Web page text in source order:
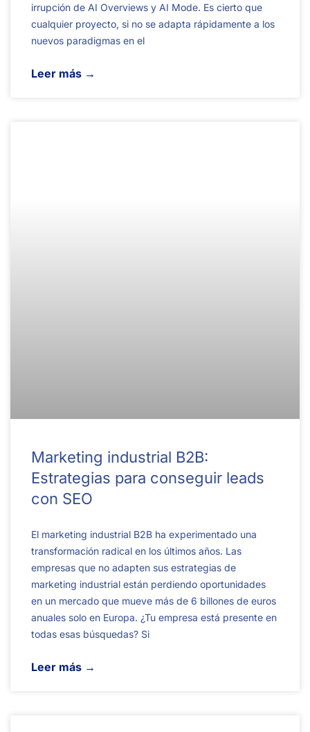
irrupción de AI Overviews y AI Mode. Es cierto que
cualquier proyecto, si no se adapta rápidamente a los
nuevos paradigmas en el
Leer más →
Marketing industrial B2B:
Estrategias para conseguir leads
con SEO
El marketing industrial B2B ha experimentado una
transformación radical en los últimos años. Las
empresas que no adapten sus estrategias de
marketing industrial están perdiendo oportunidades
en un mercado que mueve más de 6 billones de euros
anuales solo en Europa. ¿Tu empresa está presente en
todas esas búsquedas? Si
Leer más →